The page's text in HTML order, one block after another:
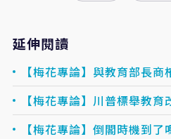
延伸閱讀
【梅花專論】與教育部長
【梅花專論】川普標舉教
【梅花專論】倒閣時機到了